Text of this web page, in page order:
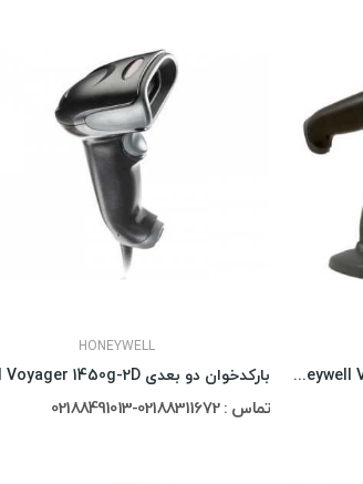
بارکدخوان تک بعدی Honeywell Voyager 1250g
HONEYWELL
تماس : 02188311672-02188491013